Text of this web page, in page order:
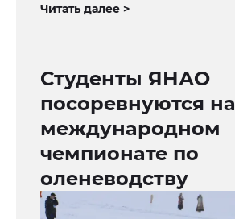
Читать далее >
Студенты ЯНАО
посоревнуются на
международном
чемпионате по
оленеводству